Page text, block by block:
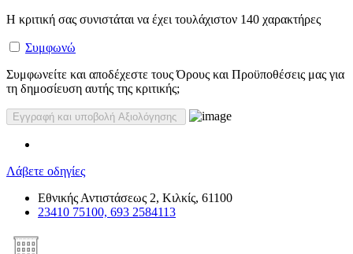
Η κριτική σας συνιστάται να έχει τουλάχιστον 140 χαρακτήρες
Συμφωνώ
Συμφωνείτε και αποδέχεστε τους Όρους και Προϋποθέσεις μας για
τη δημοσίευση αυτής της κριτικής;
Λάβετε οδηγίες
Εθνικής Αντιστάσεως 2, Κιλκίς, 61100
23410 75100, 693 2584113